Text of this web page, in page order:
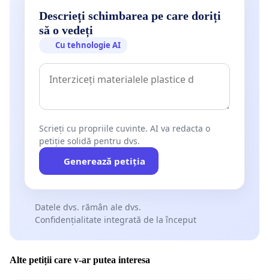
Descrieți schimbarea pe care doriți
să o vedeți
Cu tehnologie AI
Scrieți cu propriile cuvinte. AI va redacta o
petiție solidă pentru dvs.
Generează petiția
Datele dvs. rămân ale dvs.
Confidențialitate integrată de la început
Alte petiții care v-ar putea interesa